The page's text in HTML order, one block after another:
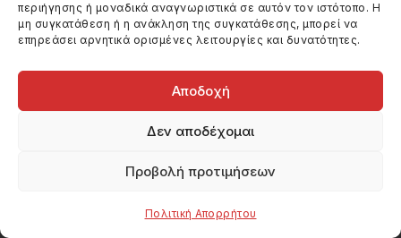
περιήγησης ή μοναδικά αναγνωριστικά σε αυτόν τον ιστότοπο. Η
μη συγκατάθεση ή η ανάκληση της συγκατάθεσης, μπορεί να
επηρεάσει αρνητικά ορισμένες λειτουργίες και δυνατότητες.
Αποδοχή
Δεν αποδέχομαι
Προβολή προτιμήσεων
Πολιτική Απορρήτου
Βίντεο
Πολιτική Cookies (ΕΕ)